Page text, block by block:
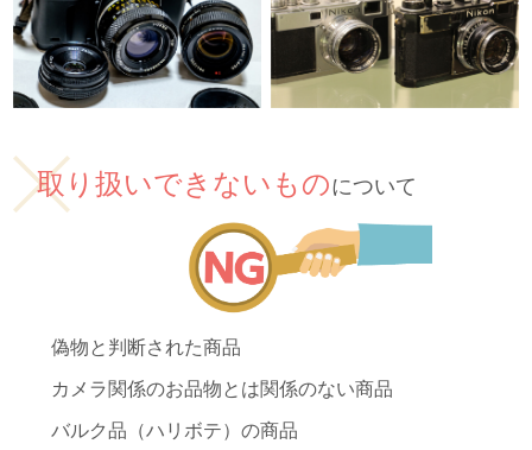
取り扱いできないものについて
偽物と判断された商品
カメラ関係のお品物とは関係のない商品
バルク品（ハリボテ）の商品